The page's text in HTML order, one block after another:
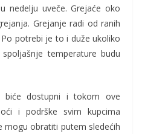
nedelju uveče. Grejaće oko
Grejanje radi od ranih
potrebi je to i duže ukoliko
temperature budu
biće dostupni i tokom ove
i podrške svim kupcima
mogu obratiti putem sledećih